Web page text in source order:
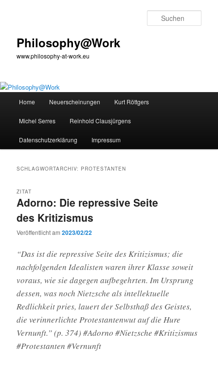
Philosophy@Work
www.philosophy-at-work.eu
Home Neuerscheinungen Kurt Röttgers
Michel Serres Reinhold Clausjürgens
Datenschutzerklärung Impressum
SCHLAGWORTARCHIV: PROTESTANTEN­
Adorno: Die repressive Seite
des Kritizismus
ZITAT
Veröffentlicht am2023/02/22
“Das ist die repressive Seite des Kritizismus; die
nachfolgenden Idealisten waren ihrer Klasse soweit
voraus, wie sie dagegen aufbegehrten. Im Ursprung
dessen, was noch Nietzsche als intellektuelle
Redlichkeit pries, lauert der Selbsthaß des Geistes,
die verinnerlichte Protestantenwut auf die Hure
Vernunft.” (p. 374) #Adorno #Nietzsche #Kritizismus
#Protestanten­ #Vernunft